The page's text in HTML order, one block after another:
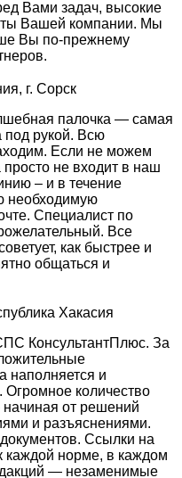
Вами задач, высокие
Вашей компании. Мы
Вы по-прежнему
г. Сорск
палочка — самая
под рукой. Всю
Если не можем
просто не входит в наш
– и в течение
необходимую
Специалист по
Все
как быстрее и
общаться и
Хакасия
КонсультантПлюс. За
наполняется и
Огромное количество
от решений
и разъяснениями.
Ссылки на
норме, в каждом
— незаменимые